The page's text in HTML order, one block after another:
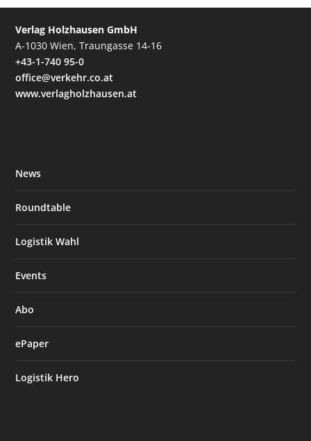
Verlag Holzhausen GmbH
A-1030 Wien, Traungasse 14-16
+43-1-740 95-0
office@verkehr.co.at
www.verlagholzhausen.at
News
Roundtable
Logistik Wahl
Events
Abo
ePaper
Logistik Hero